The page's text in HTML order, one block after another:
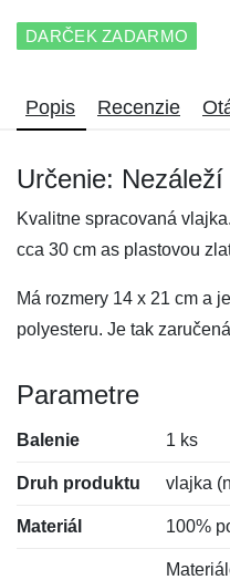
DARČEK ZADARMO
Popis Recenzie
Určenie:
Kvalitne spracovaná
cca 30 cm as plastovou
Má rozmery 14 x 21 cm a
polyesteru. Je tak
Parametre
Balenie 1 ks
Druh produktu vlajka
Materiál 100%